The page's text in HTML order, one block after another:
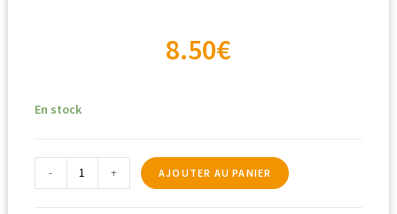
8.50€
En stock
- + AJOUTER AU PANIER